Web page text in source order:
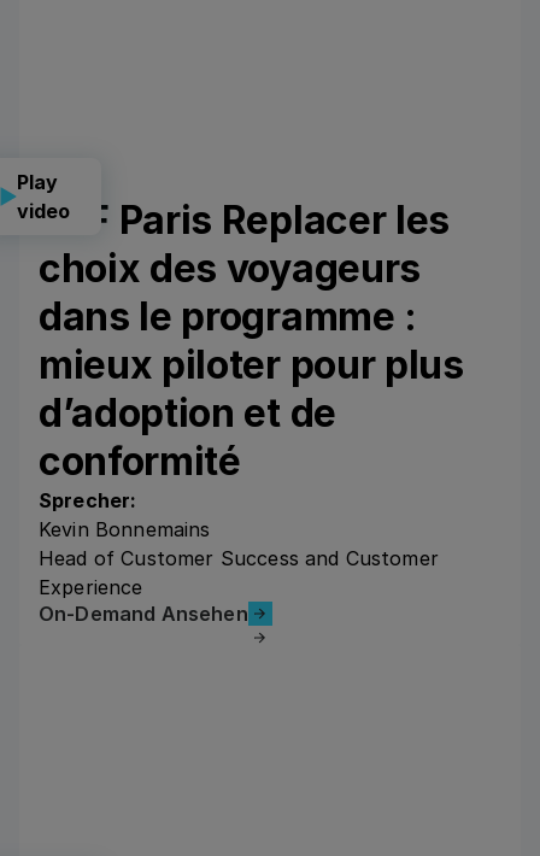
Play
video
CLF Paris Replacer les
choix des voyageurs
dans le programme :
mieux piloter pour plus
d’adoption et de
conformité
Sprecher:
Kevin Bonnemains
Head of Customer Success and Customer
Experience
On-Demand Ansehen
On-Demand Ansehen